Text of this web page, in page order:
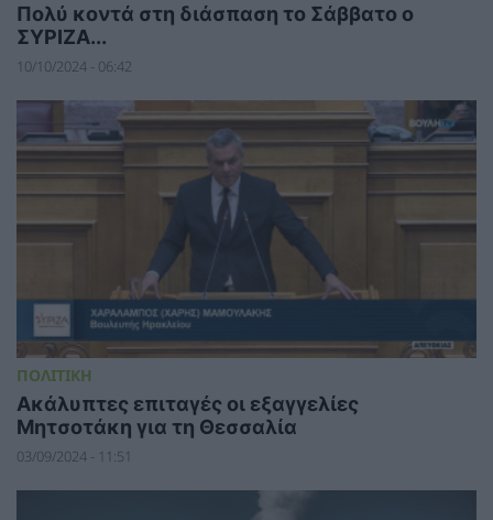
Πολύ κοντά στη διάσπαση το Σάββατο ο
ΣΥΡΙΖΑ...
10/10/2024 - 06:42
ΠΟΛΙΤΙΚΗ
Ακάλυπτες επιταγές οι εξαγγελίες
Μητσοτάκη για τη Θεσσαλία
03/09/2024 - 11:51